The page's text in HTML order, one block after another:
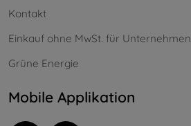
Kontakt
Einkauf ohne MwSt. für Unternehmen
Grüne Energie
Mobile Applikation